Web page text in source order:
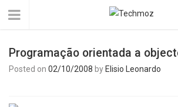
Programação orientada a
Posted on 02/10/2008 by Elisio Leonardo